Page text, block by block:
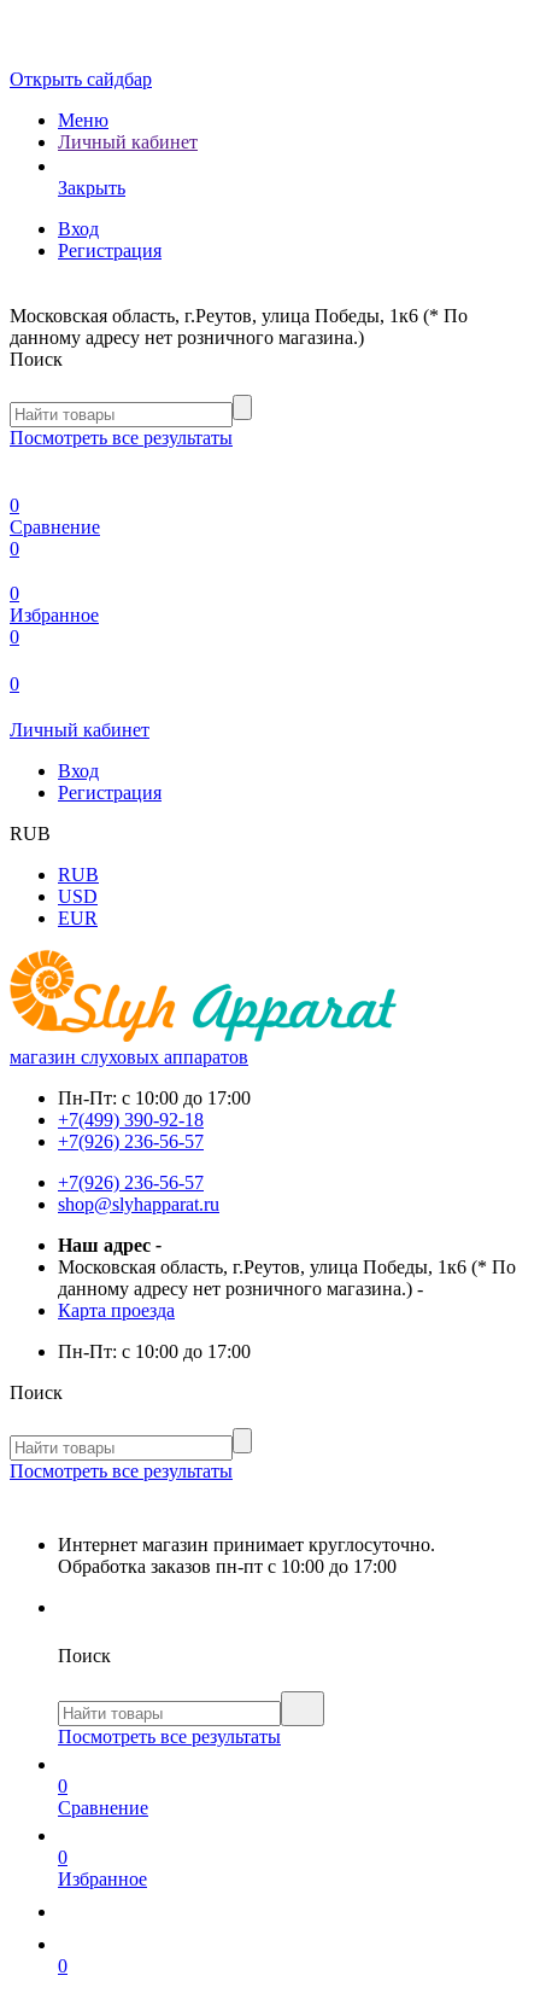
Открыть сайдбар
Меню
Личный кабинет
Закрыть
Вход
Регистрация
Московская область, г.Реутов, улица Победы, 1к6 (* По
данному адресу нет розничного магазина.)
Поиск
Посмотреть все результаты
0
Сравнение
0
0
Избранное
0
0
Личный кабинет
Вход
Регистрация
RUB
RUB
USD
EUR
магазин слуховых аппаратов
Пн-Пт: с 10:00 до 17:00
+7(499) 390-92-18
+7(926) 236-56-57
+7(926) 236-56-57
shop@slyhapparat.ru
Наш адрес -
Московская область, г.Реутов, улица Победы, 1к6 (* По
данному адресу нет розничного магазина.) -
Карта проезда
Пн-Пт: с 10:00 до 17:00
Поиск
Посмотреть все результаты
Интернет магазин принимает круглосуточно.
Обработка заказов пн-пт с 10:00 до 17:00
Поиск
Посмотреть все результаты
0
Сравнение
0
Избранное
0